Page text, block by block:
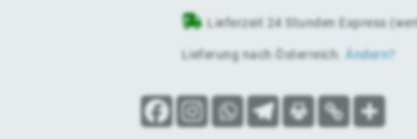
Lieferzeit 24 Stunden Express
Lieferung nach Österreich Ändern?